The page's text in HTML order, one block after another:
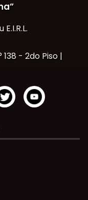
138 - 2do Piso |